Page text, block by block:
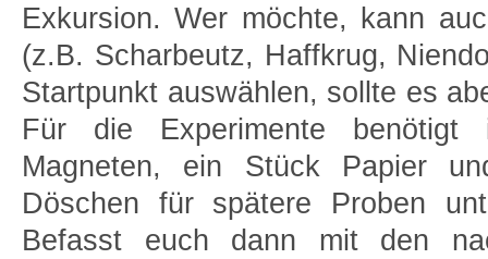
Exkursion. Wer möchte, kann
(z.B. Scharbeutz, Haffkrug,
Startpunkt auswählen, sollte es
Für die Experimente benötigt
Magneten, ein Stück Papier
Döschen für spätere Proben
Befasst euch dann mit den